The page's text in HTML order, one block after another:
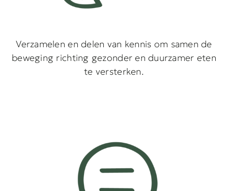
Verzamelen en delen van kennis om samen de
beweging richting gezonder en duurzamer eten
te versterken.